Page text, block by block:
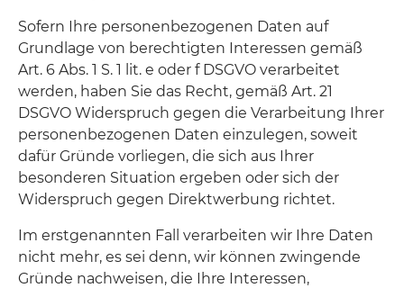
Sofern Ihre personenbezogenen Daten auf
Grundlage von berechtigten Interessen gemäß
Art. 6 Abs. 1 S. 1 lit. e oder f DSGVO verarbeitet
werden, haben Sie das Recht, gemäß Art. 21
DSGVO Widerspruch gegen die Verarbeitung Ihrer
personenbezogenen Daten einzulegen, soweit
dafür Gründe vorliegen, die sich aus Ihrer
besonderen Situation ergeben oder sich der
Widerspruch gegen Direktwerbung richtet.
Im erstgenannten Fall verarbeiten wir Ihre Daten
nicht mehr, es sei denn, wir können zwingende
Gründe nachweisen, die Ihre Interessen,